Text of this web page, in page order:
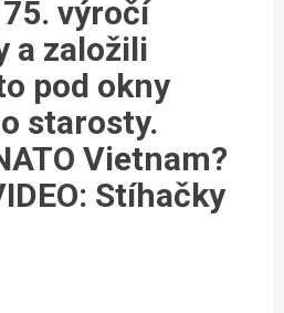
výročí
a založili
pod okny
starosty.
Vietnam?
Stíhačky